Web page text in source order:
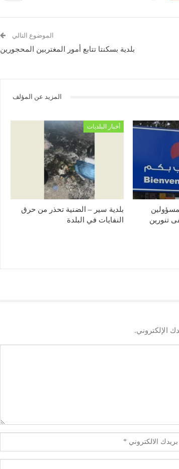
الموضوع التالي
بلدية بسكنتا تتابع أمور المغتربين المحجورين
المزيد عن المؤلف
تنورين
أخبار البلديات
بلدية سير – الضنية تحذر من حرق
النفايات في البلدة
الإلكتروني.